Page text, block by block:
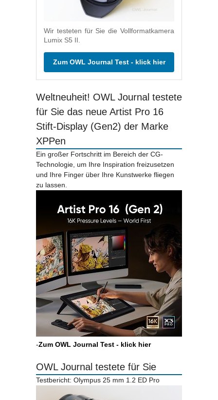
Wir testeten für Sie die Vollformatkamera
Lumix S5 II.
Zum OWL Journal Test - klick hier
Weltneuheit! OWL Journal testete
für Sie das neue Artist Pro 16
Stift-Display (Gen2) der Marke
XPPen
Ein großer Fortschritt im Bereich der CG-
Technologie, um Ihre Inspiration freizusetzen
und Ihre Finger über Ihre Kunstwerke fliegen
zu lassen.
-Zum OWL Journal Test - klick hier
OWL Journal testete für Sie
Testbericht: Olympus 25 mm 1.2 ED Pro